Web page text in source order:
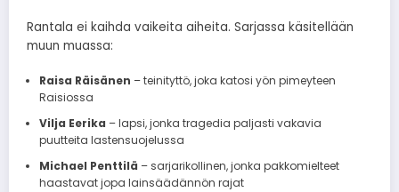
Rantala ei kaihda vaikeita aiheita. Sarjassa käsitellään
muun muassa:
Raisa Räisänen – teinityttö, joka katosi yön pimeyteen
Raisiossa
Vilja Eerika – lapsi, jonka tragedia paljasti vakavia
puutteita lastensuojelussa
Michael Penttilä – sarjarikollinen, jonka pakkomielteet
haastavat jopa lainsäädännön rajat